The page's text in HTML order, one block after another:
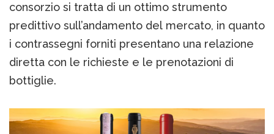
consorzio si tratta di un ottimo strumento
predittivo sull’andamento del mercato, in quanto
i contrassegni forniti presentano una relazione
diretta con le richieste e le prenotazioni di
bottiglie.